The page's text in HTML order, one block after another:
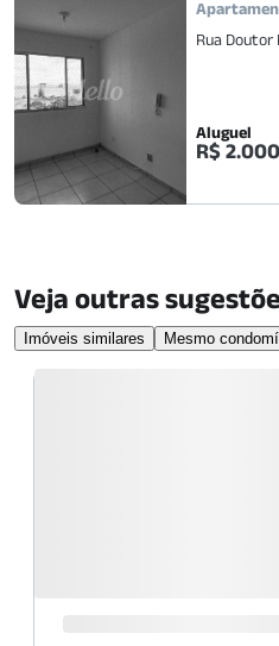
Rua Doutor
Aluguel
R$ 2.000
Veja outras
Imóveis similares Mesmo